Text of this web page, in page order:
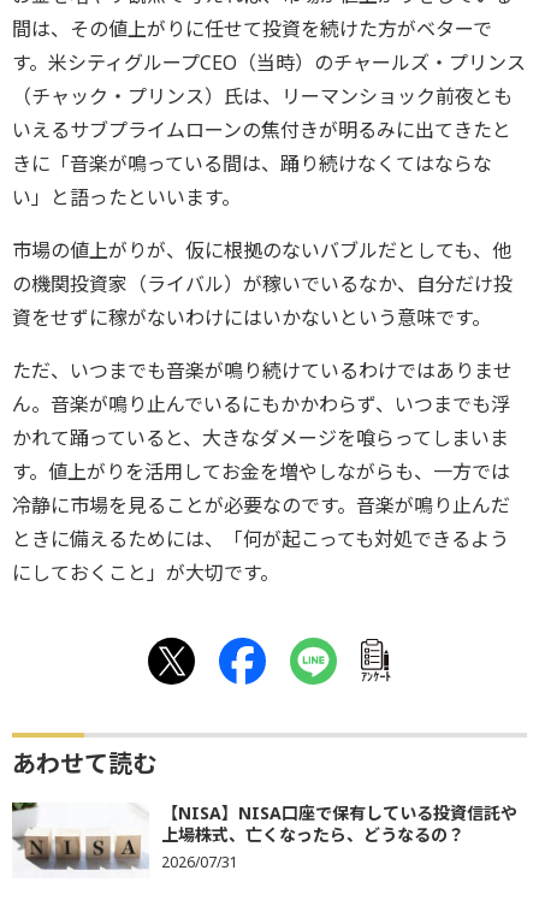
間は、その値上がりに任せて投資を続けた方がベターで
す。米シティグループCEO（当時）のチャールズ・プリンス
（チャック・プリンス）氏は、リーマンショック前夜とも
いえるサブプライムローンの焦付きが明るみに出てきたと
きに「音楽が鳴っている間は、踊り続けなくてはならな
い」と語ったといいます。
市場の値上がりが、仮に根拠のないバブルだとしても、他
の機関投資家（ライバル）が稼いでいるなか、自分だけ投
資をせずに稼がないわけにはいかないという意味です。
ただ、いつまでも音楽が鳴り続けているわけではありませ
ん。音楽が鳴り止んでいるにもかかわらず、いつまでも浮
かれて踊っていると、大きなダメージを喰らってしまいま
す。値上がりを活用してお金を増やしながらも、一方では
冷静に市場を見ることが必要なのです。音楽が鳴り止んだ
ときに備えるためには、「何が起こっても対処できるよう
にしておくこと」が大切です。
ｱﾝｹｰﾄ
あわせて読む
【NISA】NISA口座で保有している投資信託や
上場株式、亡くなったら、どうなるの？
2026/07/31